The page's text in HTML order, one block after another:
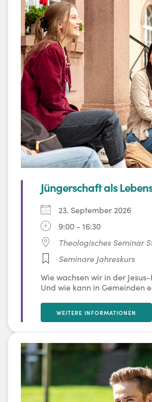
Jüngerschaft als
23. September 2026
9:00 - 16:30
Theologisches Seminar
Seminare Jahreskurs
Wie wachsen wir in der
Und wie kann in Gemeinden
werden, sich herausfordern
andere fördern?
WEITERE INFORMATIONEN